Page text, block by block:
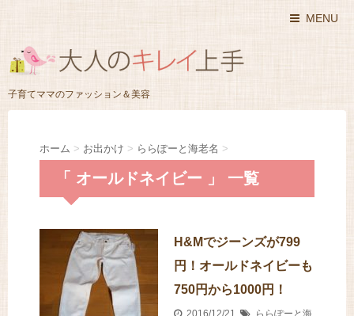
MENU
子育てママのファッション＆美容
ホーム > お出かけ > ららぽーと海老名 >
「 オールドネイビー 」 一覧
H&Mでジーンズが799
円！オールドネイビーも
750円から1000円！